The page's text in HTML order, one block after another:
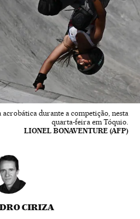
durante a competição, nesta
quarta-feira em Tóquio.
LIONEL BONAVENTURE (AFP)
CIRIZA